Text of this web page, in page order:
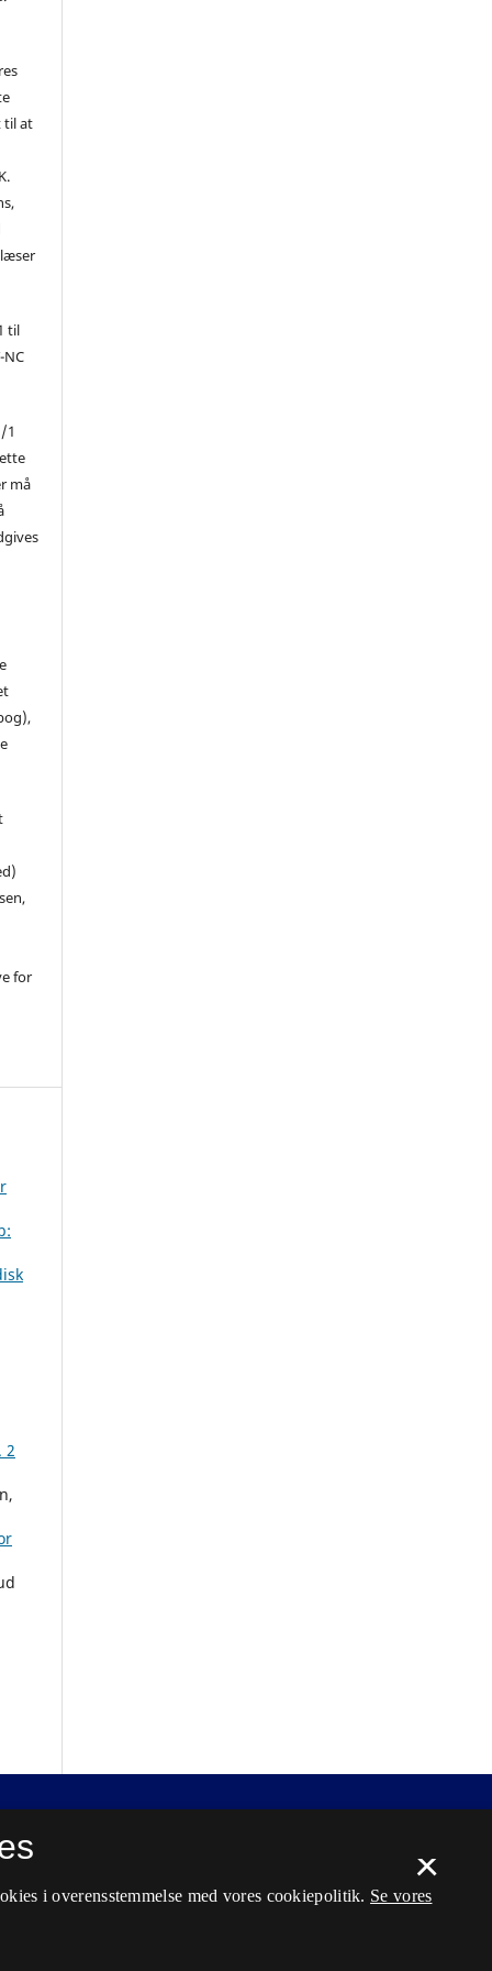
til at
til
NC
1
må
for
2
×
i overensstemmelse med vores cookiepolitik. Se vores